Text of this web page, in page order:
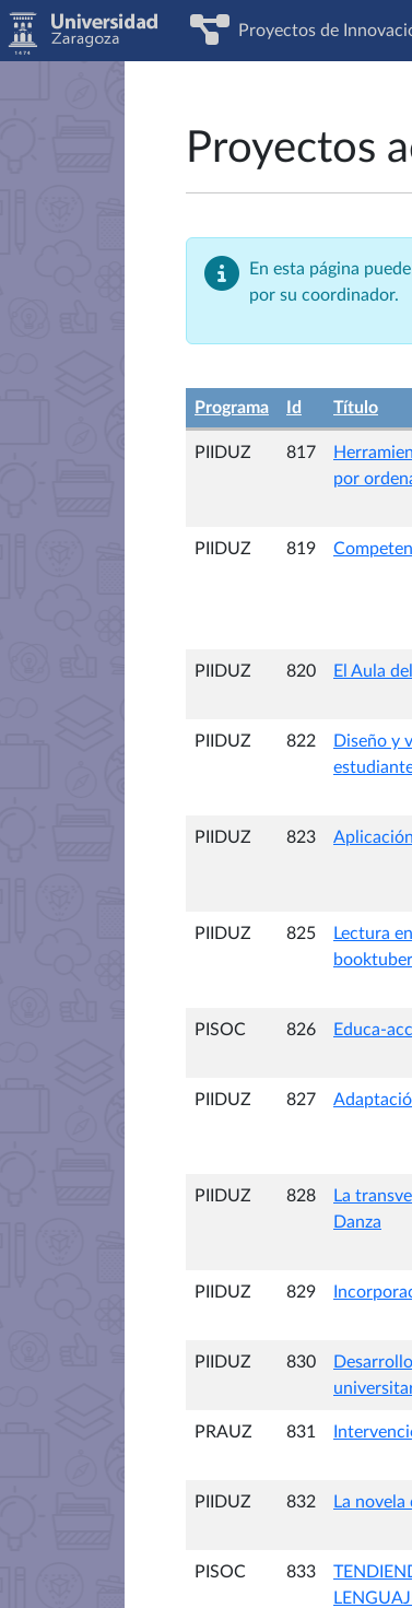
Proyectos de
Proyectos
En esta página
por su coordinador.
Programa Id Título
PIIDUZ 817
por
PIIDUZ 819
PIIDUZ 820 El Aula
PIIDUZ 822
Diseño y
PIIDUZ 823
PIIDUZ 825
Lectura
PISOC 826 Educa-
PIIDUZ 827
PIIDUZ 828
La
Danza
PIIDUZ 829
PIIDUZ 830
PRAUZ 831
PIIDUZ 832 La
PISOC 833